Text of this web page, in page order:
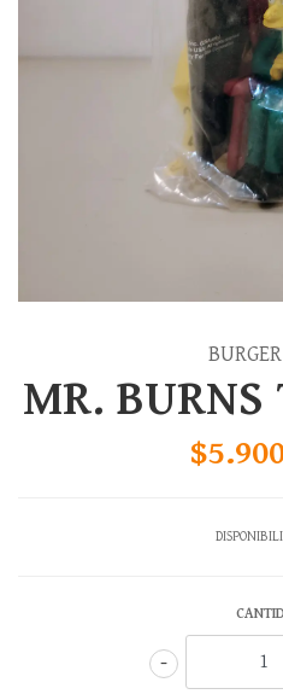
MR. BURNS
-